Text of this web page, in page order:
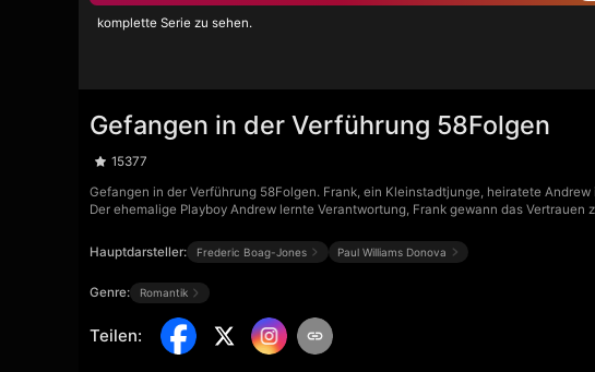
komplette Serie zu sehen.
Gefangen in der Verführung 58Folgen
15377
Gefangen in der Verführung 58Folgen. Frank, ein Kleinstadtjunge, heiratete
Der ehemalige Playboy Andrew lernte Verantwortung, Frank gewann das
Hauptdarsteller: Frederic Boag-Jones Paul Williams Donova
Genre: Romantik
Teilen: